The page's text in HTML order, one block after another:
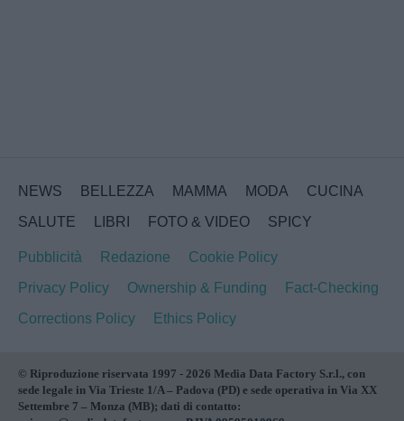
NEWS BELLEZZA MAMMA MODA
CUCINA
SALUTE
LIBRI FOTO & VIDEO SPICY
Pubblicità Redazione
Cookie Policy
Privacy Policy
Ownership & Funding
Fact-Checking
Corrections Policy
Ethics Policy
© Riproduzione riservata 1997 - 2026 Media Data Factory S.r.l., con
sede legale in Via Trieste 1/A – Padova (PD) e sede operativa in Via XX
Settembre 7 – Monza (MB); dati di contatto: